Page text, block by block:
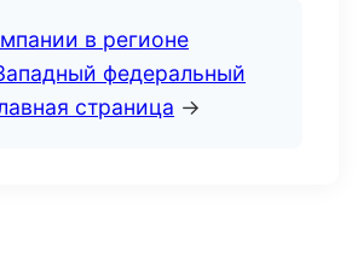
в регионе
федеральный
страница →